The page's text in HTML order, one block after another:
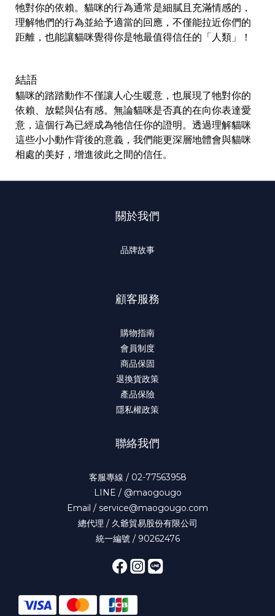
牠對你的依賴。貓咪的行為通常是細膩且充滿情感的，
理解牠們的行為並給予適當的回應，不僅能拉近你們的
距離，也能讓貓咪覺得你是牠最值得信任的「人類」！
結語
貓咪的踏踏動作不僅讓人心生暖意，也展現了牠對你的
依賴、放鬆與佔有感。無論貓咪是否真的在向你表達愛
意，這個行為已經成為牠信任你的證明。透過理解貓咪
這些小小動作背後的意義，我們能更深層地體會與貓咪
相處的美好，增進彼此之間的信任。
關於我們
品牌故事
顧客服務
購物指南
會員制度
商品保固
退換貨政策
產品保險
隱私權政策
聯絡我們
客服專線 / 02-77563958
LINE / @maogougo
Email / service@maogougo.com
總代理 / 久爺貿易股份有限公司
統一編號 / 90262476